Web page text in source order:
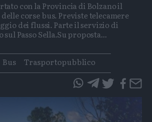
con la Provincia di Bolzano il
corse bus. Previste telecamere
dei flussi. Parte il servizio di
Passo Sella.Su proposta...
Bus
Trasportopubblico
questo
articolo
questo
articolo
su